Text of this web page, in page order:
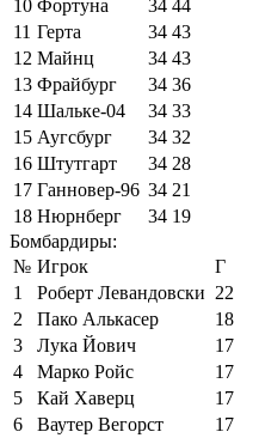
10 Фортуна 34 44
11 Герта 34 43
12 Майнц 34 43
13 Фрайбург 34 36
14 Шальке-04 34 33
15 Аугсбург 34 32
16 Штутгарт 34 28
17 Ганновер-96 34 21
18 Нюрнберг 34 19
Бомбардиры:
№ Игрок
Г
1
Роберт Левандовски 22
2
Пако Алькасер
18
3
Лука Йович
17
4
Марко Ройс
17
5
Кай Хаверц
17
6
Ваутер Вегорст
17